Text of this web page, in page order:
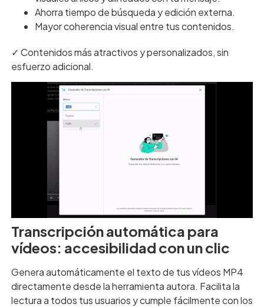
Ahorra tiempo de búsqueda y edición externa.
Mayor coherencia visual entre tus contenidos.
✓ Contenidos más atractivos y personalizados, sin
esfuerzo adicional.
Transcripción automática para
vídeos: accesibilidad con un clic
Genera automáticamente el texto de tus vídeos MP4
directamente desde la herramienta autora. Facilita la
lectura a todos tus usuarios y cumple fácilmente con los